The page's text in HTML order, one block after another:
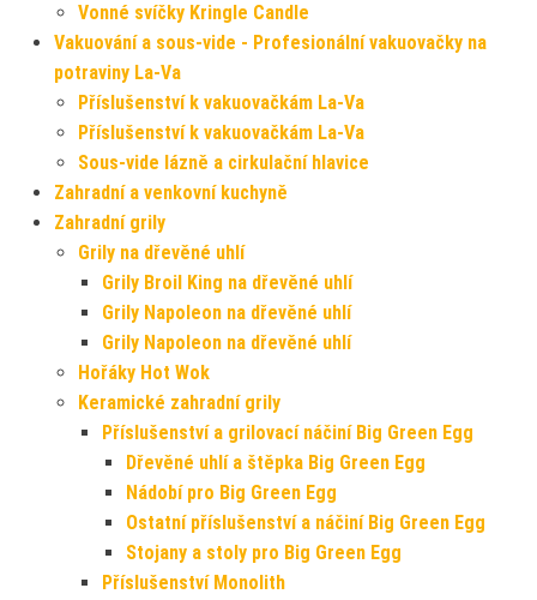
Vonné svíčky Kringle Candle
Vakuování a sous-vide - Profesionální vakuovačky na
potraviny La-Va
Příslušenství k vakuovačkám La-Va
Příslušenství k vakuovačkám La-Va
Sous-vide lázně a cirkulační hlavice
Zahradní a venkovní kuchyně
Zahradní grily
Grily na dřevěné uhlí
Grily Broil King na dřevěné uhlí
Grily Napoleon na dřevěné uhlí
Grily Napoleon na dřevěné uhlí
Hořáky Hot Wok
Keramické zahradní grily
Příslušenství a grilovací náčiní Big Green Egg
Dřevěné uhlí a štěpka Big Green Egg
Nádobí pro Big Green Egg
Ostatní příslušenství a náčiní Big Green Egg
Stojany a stoly pro Big Green Egg
Příslušenství Monolith